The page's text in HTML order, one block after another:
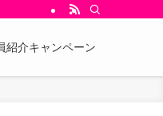
紹介キャンペーン